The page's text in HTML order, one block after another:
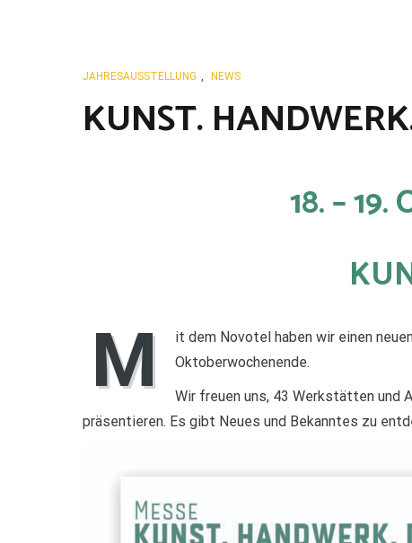
JAHRESAUSSTELLUNG , NEWS
KUNST.
18. –
M
it dem Novotel haben wir einen
Oktoberwochenende.
Wir freuen uns, 43 Werkstätten und
präsentieren. Es gibt Neues und Bekanntes zu